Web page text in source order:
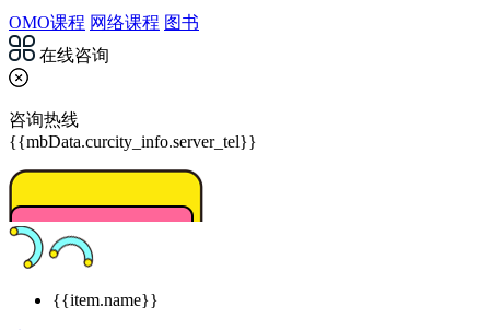
OMO课程 网络课程 图书
在线咨询
咨询热线
{{mbData.curcity_info.server_tel}}
{{item.name}}